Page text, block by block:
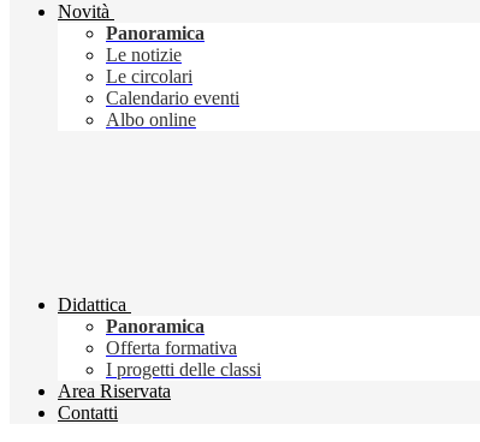
Novità
Panoramica
Le notizie
Le circolari
Calendario eventi
Albo online
Didattica
Panoramica
Offerta formativa
I progetti delle classi
Area Riservata
Contatti